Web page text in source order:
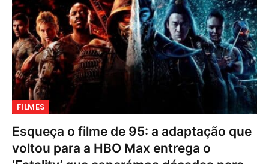
FILMES
Esqueça o filme de 95: a adaptação que
voltou para a HBO Max entrega o